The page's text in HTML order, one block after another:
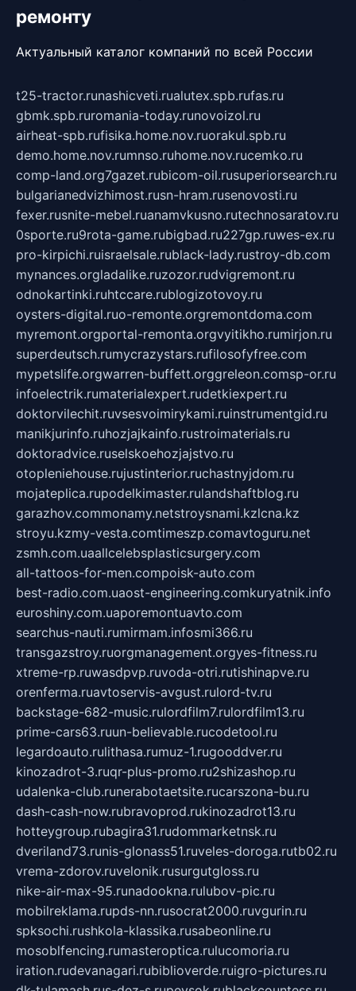
ремонту
Актуальный каталог компаний по всей России
t25-tractor.runashicveti.rualutex.spb.rufas.ru
gbmk.spb.ruromania-today.runovoizol.ru
airheat-spb.rufisika.home.nov.ruorakul.spb.ru
demo.home.nov.rumnso.ruhome.nov.rucemko.ru
comp-land.org7gazet.rubicom-oil.rusuperiorsearch.ru
bulgarianedvizhimost.rusn-hram.rusenovosti.ru
fexer.rusnite-mebel.ruanamvkusno.rutechnosaratov.ru
0sporte.ru9rota-game.rubigbad.ru227gp.ruwes-ex.ru
pro-kirpichi.ruisraelsale.rublack-lady.rustroy-db.com
mynances.orgladalike.ruzozor.rudvigremont.ru
odnokartinki.ruhtccare.rublogizotovoy.ru
oysters-digital.ruo-remonte.orgremontdoma.com
myremont.orgportal-remonta.orgvyitikho.rumirjon.ru
superdeutsch.rumycrazystars.rufilosofyfree.com
mypetslife.orgwarren-buffett.orggreleon.comsp-or.ru
infoelectrik.rumaterialexpert.rudetkiexpert.ru
doktorvilechit.ruvsesvoimirykami.ruinstrumentgid.ru
manikjurinfo.ruhozjajkainfo.rustroimaterials.ru
doktoradvice.ruselskoehozjajstvo.ru
otopleniehouse.rujustinterior.ruchastnyjdom.ru
mojateplica.rupodelkimaster.rulandshaftblog.ru
garazhov.commonamy.netstroysnami.kzlcna.kz
stroyu.kzmy-vesta.comtimeszp.comavtoguru.net
zsmh.com.uaallcelebsplasticsurgery.com
all-tattoos-for-men.compoisk-auto.com
best-radio.com.uaost-engineering.comkuryatnik.info
euroshiny.com.uaporemontuavto.com
searchus-nauti.rumirmam.infosmi366.ru
transgazstroy.ruorgmanagement.orgyes-fitness.ru
xtreme-rp.ruwasdpvp.ruvoda-otri.rutishinapve.ru
orenferma.ruavtoservis-avgust.rulord-tv.ru
backstage-682-music.rulordfilm7.rulordfilm13.ru
prime-cars63.ruun-believable.rucodetool.ru
legardoauto.rulithasa.rumuz-1.rugooddver.ru
kinozadrot-3.ruqr-plus-promo.ru2shizashop.ru
udalenka-club.runerabotaetsite.rucarszona-bu.ru
dash-cash-now.rubravoprod.rukinozadrot13.ru
hotteygroup.rubagira31.rudommarketnsk.ru
dveriland73.runis-glonass51.ruveles-doroga.rutb02.ru
vrema-zdorov.ruvelonik.rusurgutgloss.ru
nike-air-max-95.runadookna.rulubov-pic.ru
mobilreklama.rupds-nn.rusocrat2000.ruvgurin.ru
spksochi.rushkola-klassika.rusabeonline.ru
mosoblfencing.rumasteroptica.rulucomoria.ru
iration.rudevanagari.rubiblioverde.ruigro-pictures.ru